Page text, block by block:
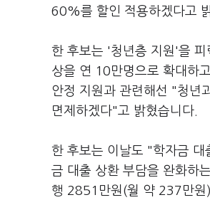
60%를 할인 적용하겠다고
한 후보는 '청년층 지원'을
상을 연 10만명으로 확대하
안정 지원과 관련해선 "청년
면제하겠다"고 밝혔습니다.
한 후보는 이날도 "학자금
금 대출 상환 부담을 완화하
행 2851만원(월 약 237만원